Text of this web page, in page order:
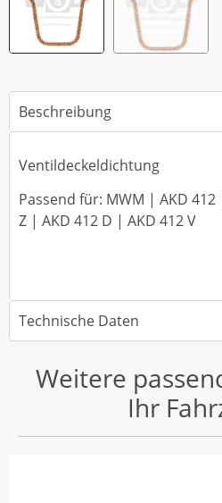
Beschreibung
Ventildeckeldichtung
Passend für: MWM | AKD 412
Z | AKD 412 D | AKD 412 V
Technische Daten
Weitere
Ihr